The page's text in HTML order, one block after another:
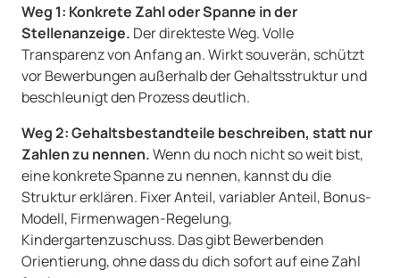
Weg 1: Konkrete Zahl oder Spanne in der
Stellenanzeige. Der direkteste Weg. Volle
Transparenz von Anfang an. Wirkt souverän, schützt
vor Bewerbungen außerhalb der Gehaltsstruktur und
beschleunigt den Prozess deutlich.
Weg 2: Gehaltsbestandteile beschreiben, statt nur
Zahlen zu nennen.Wenn du noch nicht so weit bist,
eine konkrete Spanne zu nennen, kannst du die
Struktur erklären. Fixer Anteil, variabler Anteil, Bonus-
Modell, Firmenwagen-Regelung,
Kindergartenzuschuss. Das gibt Bewerbenden
Orientierung, ohne dass du dich sofort auf eine Zahl